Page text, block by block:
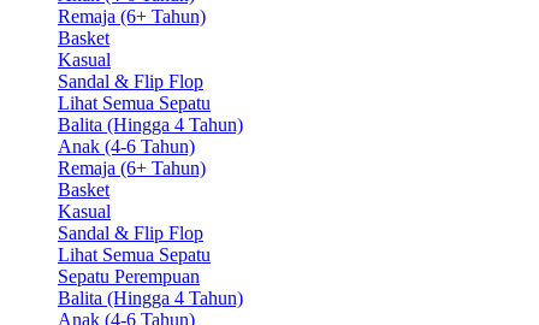
Remaja (6+ Tahun)
Basket
Kasual
Sandal & Flip Flop
Lihat Semua Sepatu
Balita (Hingga 4 Tahun)
Anak (4-6 Tahun)
Remaja (6+ Tahun)
Basket
Kasual
Sandal & Flip Flop
Lihat Semua Sepatu
Sepatu Perempuan
Balita (Hingga 4 Tahun)
Anak (4-6 Tahun)